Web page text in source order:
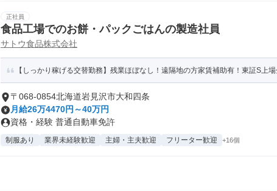
正社員
食品工場でのお餅・パックごはんの製造社員
サトウ食品株式会社
【しっかり稼げる交替勤務】残業ほぼなし！遠隔地の方家賃補助有！東証S上
〒068-0854北海道岩見沢市大和四条
月給26万4470円～40万円
資格・経験 普通自動車免許
制服あり 業界未経験歓迎 主婦・主夫歓迎 フリーター歓迎 +16個